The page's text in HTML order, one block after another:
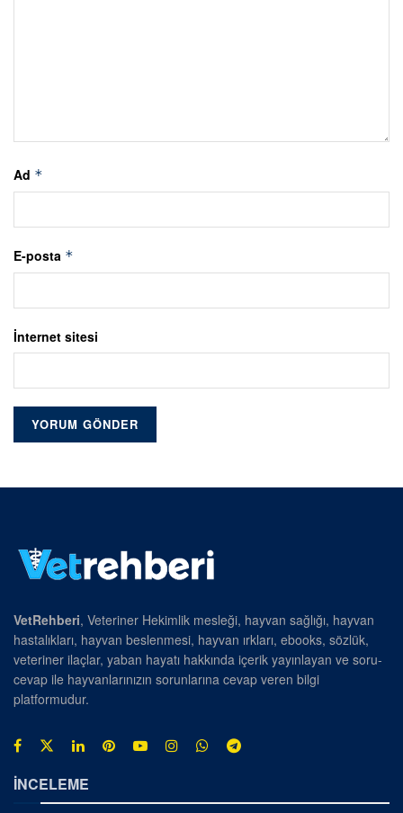
Ad *
E-posta *
İnternet sitesi
VetRehberi, Veteriner Hekimlik mesleği, hayvan sağlığı, hayvan
hastalıkları, hayvan beslenmesi, hayvan ırkları, ebooks, sözlük,
veteriner ilaçlar, yaban hayatı hakkında içerik yayınlayan ve soru-
cevap ile hayvanlarınızın sorunlarına cevap veren bilgi
platformudur.
İNCELEME